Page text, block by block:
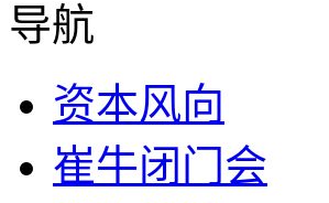
导航
资本风向
崔牛闭门会